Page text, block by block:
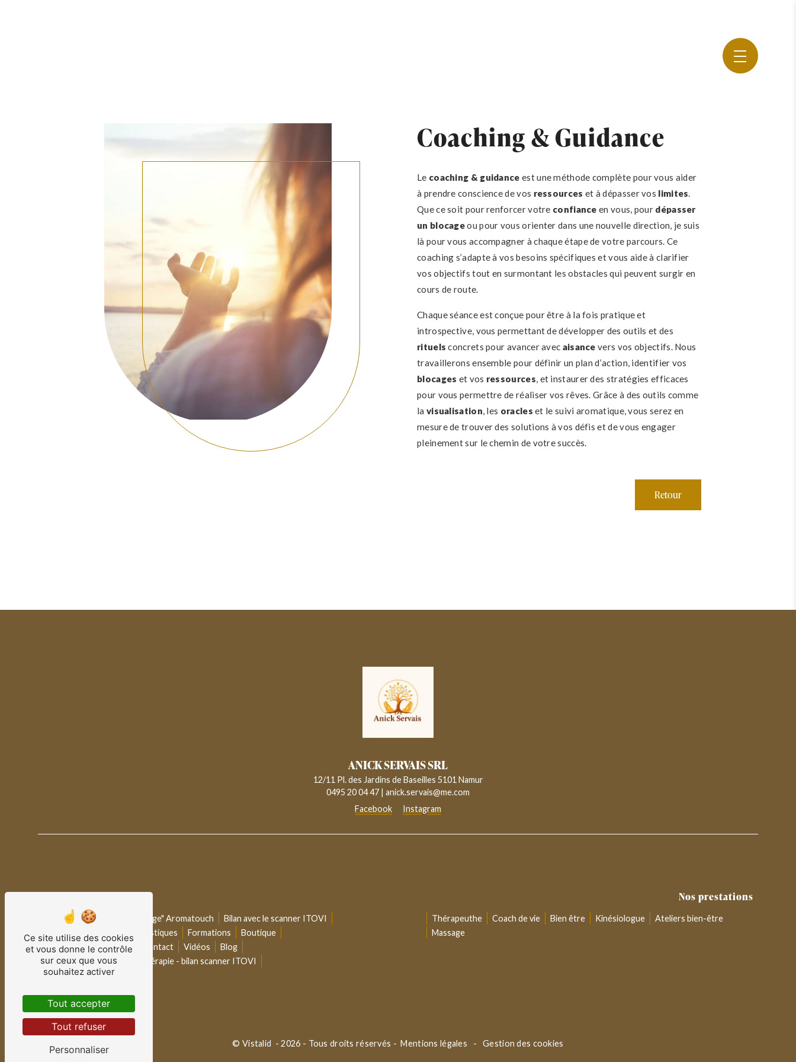
Coaching & Guidance
Le coaching & guidance est une méthode complète pour vous aider
à prendre conscience de vos ressources et à dépasser vos limites.
Que ce soit pour renforcer votre confiance en vous, pour dépasser
un blocageou pour vous orienter dans une nouvelle direction, je suis
là pour vous accompagner à chaque étape de votre parcours. Ce
coaching s’adapte à vos besoins spécifiques et vous aide à clarifier
vos objectifs tout en surmontant les obstacles qui peuvent surgir en
cours de route.
Chaque séance est conçue pour être à la fois pratique et
introspective, vous permettant de développer des outils et des
rituels concrets pour avancer avec aisance vers vos objectifs. Nous
travaillerons ensemble pour définir un plan d’action, identifier vos
blocages et vos ressources, et instaurer des stratégies efficaces
pour vous permettre de réaliser vos rêves. Grâce à des outils comme
la visualisation, les oracles et le suivi aromatique, vous serez en
mesure de trouver des solutions à vos défis et de vous engager
pleinement sur le chemin de votre succès.
Retour
ANICK SERVAIS SRL
12/11 Pl. des Jardins de Baseilles 5101 Namur
0495 20 04 47 | anick.servais@me.com
Facebook
Instagram
Accueil Coaching "Massage" Aromatouch
Bilan avec le scanner ITOVI
Consultations - séances holistiques
Formations
Boutique
Calendriers des ateliers
Contact Vidéos
Blog
Conseil bien-être & aromathérapie - bilan scanner ITOVI
Nos prestations
Thérapeuthe Coach de vie Bien être Kinésiologue
Ateliers bien-être
Massage
©Vistalid - 2026 - Tous droits réservés - Mentions légales - Gestion des cookies
Ce site utilise des cookies
et vous donne le contrôle
sur ceux que vous
souhaitez activer
Tout accepter
Tout refuser
Personnaliser